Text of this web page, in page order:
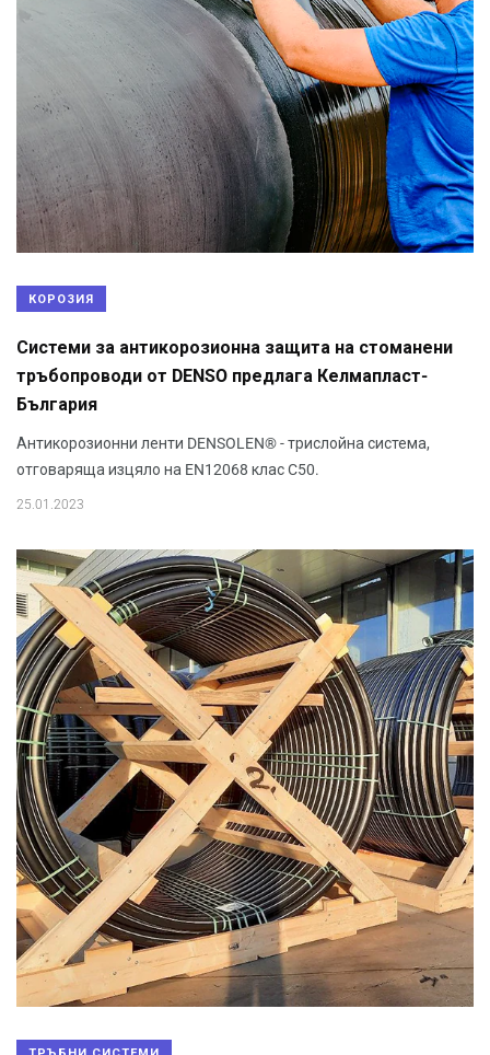
КОРОЗИЯ
Системи за антикорозионна защита на стоманени
тръбопроводи от DENSO предлага Келмапласт-
България
Антикорозионни ленти DENSOLEN® - трислойна система,
отговаряща изцяло на EN12068 клас C50.
25.01.2023